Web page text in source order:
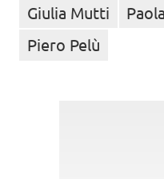
Giulia Mutti
Piero Pelù